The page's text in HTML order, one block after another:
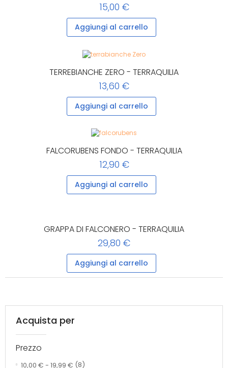
15,00 €
Aggiungi al carrello
TERREBIANCHE ZERO - TERRAQUILIA
13,60 €
Aggiungi al carrello
FALCORUBENS FONDO - TERRAQUILIA
12,90 €
Aggiungi al carrello
GRAPPA DI FALCONERO - TERRAQUILIA
29,80 €
Aggiungi al carrello
Acquista per
Prezzo
10,00 € - 19,99 € (8)